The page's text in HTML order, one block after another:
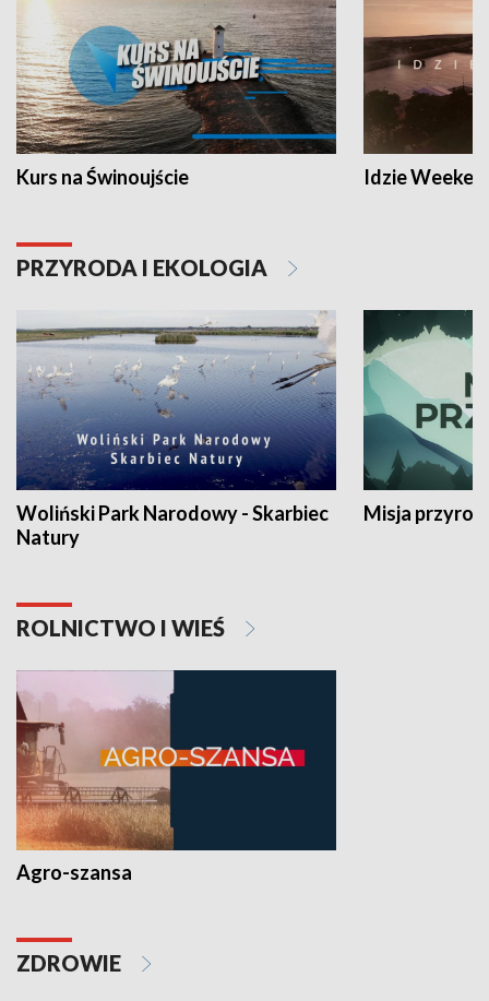
Kurs na Świnoujście Idzie
PRZYRODA I EKOLOGIA
Woliński Park Narodowy - Skarbiec
Natury
Misja
ROLNICTWO I WIEŚ
Agro-szansa
ZDROWIE